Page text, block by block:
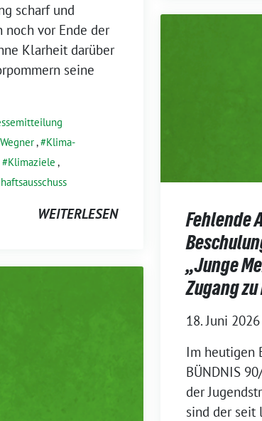
scharf und
vor Ende der
Klarheit darüber
seine
,
Klima-
Klimaziele ,
WEITERLESEN
Fehlende
„Junge
Zugang
18. Juni 2026
Im heutigen
BÜNDNIS
der
sind der seit